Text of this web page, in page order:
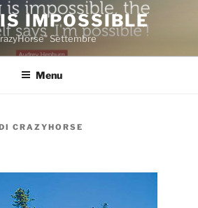
IMPOSSIBLE
Settembre
Menu
CRAZYHORSE